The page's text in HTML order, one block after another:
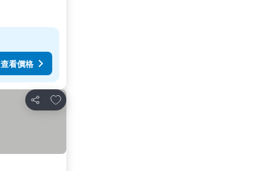
查看價格
分享
放到收藏夾